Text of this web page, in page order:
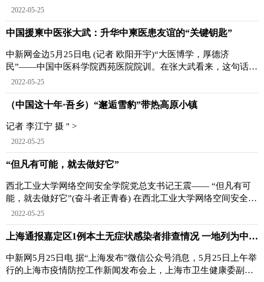
法治阳光照亮
2022-05-25
中国援柬中医张大武：升华中柬医患友谊的“关键钥匙”
中新网金边5月25日电 (记者 欧阳开宇)“大医博学，厚德济
民”——中国中医科学院西苑医院院训。在张大武看来，这句话也
是一把升华中柬医
2022-05-25
（中国这十年·吾乡）“邂逅雪豹”带热高原小镇
记者 李江宁 摄 " >
2022-05-25
“但凡有可能，就去做好它”
西北工业大学网络空间安全学院党总支书记王震—— “但凡有可
能，就去做好它”(奋斗者正青春) 在西北工业大学网络空间安全学
院，党总支书记王
2022-05-25
上海通报嘉定区1例本土无症状感染者排查情况 一地列为中风险地区
中新网5月25日电 据“上海发布”微信公众号消息，5月25日上午举
行的上海市疫情防控工作新闻发布会上，上海市卫生健康委副主